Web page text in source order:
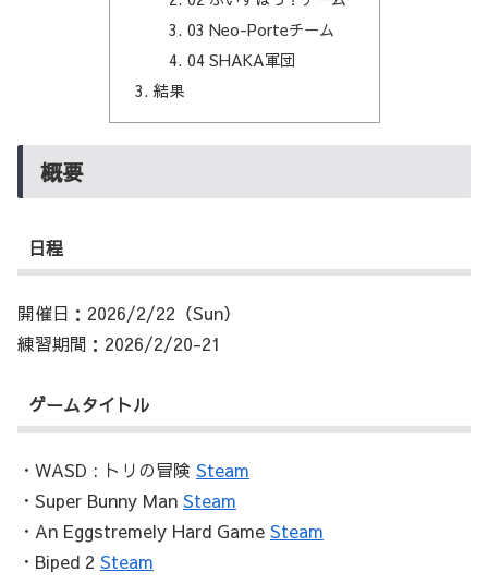
03 Neo-Porteチーム
04 SHAKA軍団
結果
概要
日程
開催日：2026/2/22（Sun）
練習期間：2026/2/20-21
ゲームタイトル
・WASD : トリの冒険 Steam
・Super Bunny Man Steam
・An Eggstremely Hard Game Steam
・Biped 2 Steam